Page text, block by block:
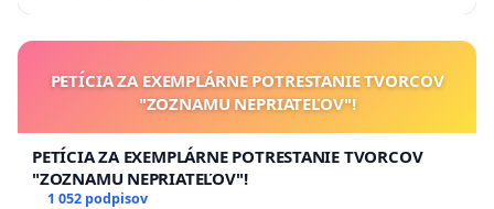
PETÍCIA ZA EXEMPLÁRNE POTRESTANIE TVORCOV
"ZOZNAMU NEPRIATEĽOV"!
PETÍCIA ZA EXEMPLÁRNE POTRESTANIE TVORCOV
"ZOZNAMU NEPRIATEĽOV"!
1 052 podpisov